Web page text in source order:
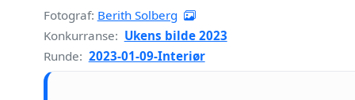
Fotograf: Berith Solberg
Konkurranse: Ukens bilde 2023
Runde: 2023-01-09-Interiør